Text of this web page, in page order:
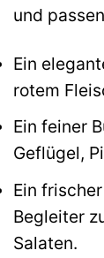
und
Ein
rotem
Ein feiner
Geflügel,
Ein
Begleiter
Salaten.